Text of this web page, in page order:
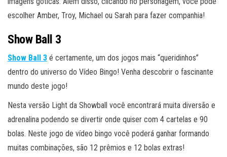
escolher Amber, Troy, Michael ou Sarah para fazer companhia!
Show Ball 3
Show Ball 3 é certamente, um dos jogos mais “queridinhos”
dentro do universo do Vídeo Bingo! Venha descobrir o fascinante
mundo deste jogo!
Nesta versão Light da Showball você encontrará muita diversão e
adrenalina podendo se divertir onde quiser com 4 cartelas e 90
bolas. Neste jogo de vídeo bingo você poderá ganhar formando
muitas combinações, são 12 prêmios e 12 bolas extras!